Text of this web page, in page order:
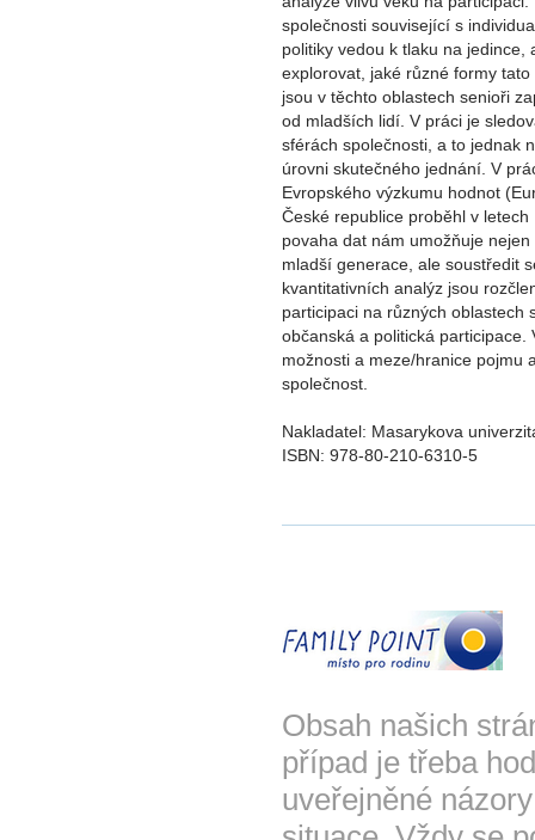
společnosti související s
politiky vedou k tlaku na
explorovat, jaké různé formy
jsou v těchto oblastech senioři
od mladších lidí. V práci je
sférách společnosti, a to jednak
úrovni skutečného jednání. V
Evropského výzkumu hodnot
České republice proběhl v
povaha dat nám umožňuje
mladší generace, ale soustředit
kvantitativních analýz jsou
participaci na různých oblastech
občanská a politická
možnosti a meze/hranice pojmu
společnost.
Nakladatel: Masarykova
ISBN: 978-80-210-6310-5
Obsah našich
případ je třeba
uveřejněné